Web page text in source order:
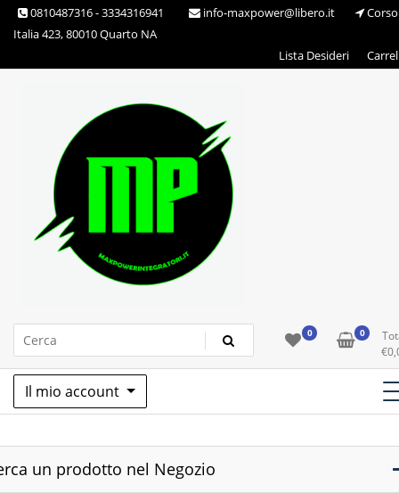
Skip 0810487316 - 3334316941 info-maxpower@libero.it
Corso
Italia 423, 80010 Quarto NA
Lista Desideri
Max Power Integratori 0 0
€
Il mio account
un prodotto nel Negozio